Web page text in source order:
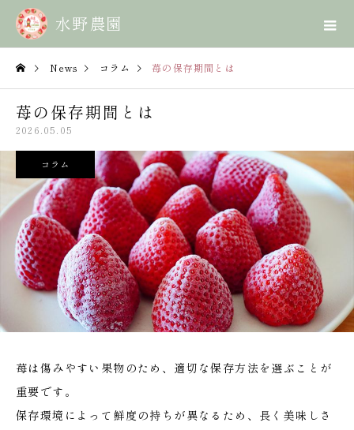
News コラム 苺の保存期間とは
苺の保存期間とは
2026.05.05
コラム
苺は傷みやすい果物のため、適切な保存方法を選ぶことが
重要です。
保存環境によって鮮度の持ちが異なるため、長く美味しさ